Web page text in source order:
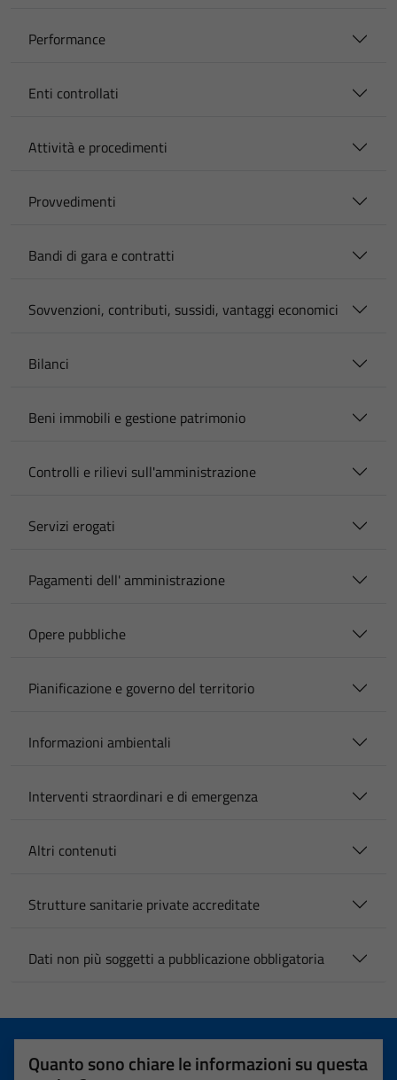
Performance
Enti controllati
Attività e procedimenti
Provvedimenti
Bandi di gara e contratti
Sovvenzioni, contributi, sussidi, vantaggi economici
Bilanci
Beni immobili e gestione patrimonio
Controlli e rilievi sull'amministrazione
Servizi erogati
Pagamenti dell' amministrazione
Opere pubbliche
Pianificazione e governo del territorio
Informazioni ambientali
Interventi straordinari e di emergenza
Altri contenuti
Strutture sanitarie private accreditate
Dati non più soggetti a pubblicazione obbligatoria
Quanto sono chiare le informazioni su questa